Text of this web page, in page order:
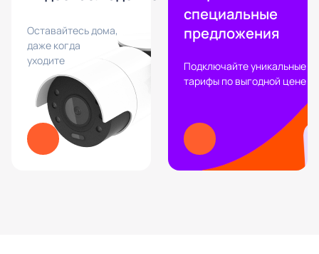
Оставайтесь дома,
даже когда
уходите
специальные
предложения
Подключайте уникальные
тарифы по выгодной цене